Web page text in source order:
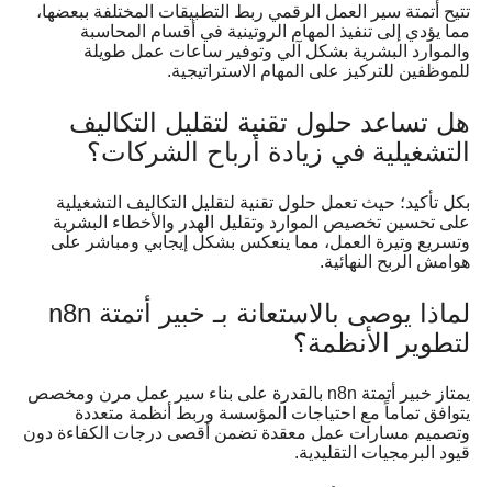
تتيح أتمتة سير العمل الرقمي ربط التطبيقات المختلفة ببعضها،
مما يؤدي إلى تنفيذ المهام الروتينية في أقسام المحاسبة
والموارد البشرية بشكل آلي وتوفير ساعات عمل طويلة
للموظفين للتركيز على المهام الاستراتيجية.
هل تساعد حلول تقنية لتقليل التكاليف
التشغيلية في زيادة أرباح الشركات؟
بكل تأكيد؛ حيث تعمل حلول تقنية لتقليل التكاليف التشغيلية
على تحسين تخصيص الموارد وتقليل الهدر والأخطاء البشرية
وتسريع وتيرة العمل، مما ينعكس بشكل إيجابي ومباشر على
هوامش الربح النهائية.
لماذا يوصى بالاستعانة بـ خبير أتمتة n8n
لتطوير الأنظمة؟
يمتاز خبير أتمتة n8n بالقدرة على بناء سير عمل مرن ومخصص
يتوافق تماماً مع احتياجات المؤسسة وربط أنظمة متعددة
وتصميم مسارات عمل معقدة تضمن أقصى درجات الكفاءة دون
قيود البرمجيات التقليدية.